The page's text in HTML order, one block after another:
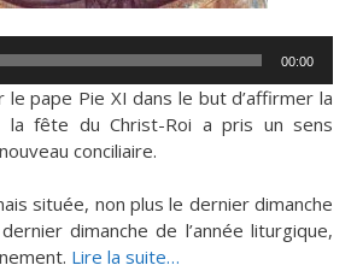
00:00
le pape Pie XI dans le but d’affirmer la
la fête du Christ-Roi a pris un sens
conciliaire.
située, non plus le dernier dimanche
dimanche de l’année liturgique,
Lire la suite…